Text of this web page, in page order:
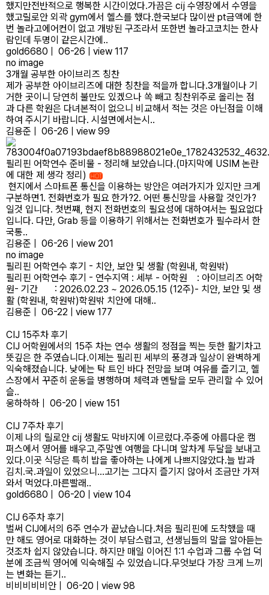
했지만전반적으로 행복한 시간이었다.가끔은 cij 수영장에서 수영을
했고릴로안 외곽 gym에서 헬스를 했다.한국보다 많이싼 pt금액에 한
번 놀라고에어컨이 없고 개방된 구조라서 또한번 놀라고코치는 한사
람인데 두명이 같은시간에..
gold6680
06-26
view 117
no image
3개월 공부한 아이브리즈 칭찬
제가 공부한 아이브리즈에 대한 칭찬을 적을까 합니다.3개월이나 기
거한 곳이니 당연히 불만도 있겠으나 쏙 빼고 칭찬위주로 올리는 점
과 다른 학원은 다녀본적이 없으니 비교해서 적는 것은 아닌점을 이해
하여 주시기 바랍니다. ​시설면에서는시..
김용준
06-26 view 99
필리핀 어학연수 준비물 - 정리해 보았습니다.(마지막에 USIM 논란
에 대한 제 생각 정리)
HOT
현지에서 스마트폰 통신을 이용하는 방안은 여러가지가 있지만 크게
구분하면1. 전화번호가 필요 한가?2. 어떤 통신망을 사용할 것인가?
일것 입니다. ​첫번쨰, 현지 전화번호의 필요성에 대하여서는 필요없다
입니다. 다만, Grab 등을 이용하기 위해서는 전화번호가 필수라서 한
국통..
김용준
06-26
view 201
no image
필리핀 어학연수 후기 - 치안, 보안 및 생활 (학원내, 학원밖)
필리핀 어학연수 후기 - 연수지역 : 세부 - 어학원 : 아이브리즈 어학
원- 기간 : 2026.02.23 ~ 2026.05.15 (12주)- 치안, 보안 및 생
활 (학원내, 학원밖)학원밖 치안에 대해..
김용준
06-22
view 177
CIJ 15주차 후기
CIJ 어학원에서의 15주 차는 연수 생활의 정점을 찍는 듯한 활기차고
뜻깊은 한 주였습니다.​이제는 필리핀 세부의 풍경과 일상이 완벽하게
익숙해졌습니다. 낮에는 탁 트인 바다 전망을 보며 여유를 즐기고, 헬
스장에서 꾸준히 운동을 병행하며 체력과 멘탈을 모두 관리할 수 있어
슬..
웅하하하
06-20
view 151
CIJ 7주차 후기
이제 나의 릴로안 cij 생활도 막바지에 이르렀다.주중에 아름다운 캠
퍼스에서 영어를 배우고,주말엔 여행을 다니며 알차게 두달을 보내고
있다.이곳 식당은 특히 밥을 좋아하는 나에게 나쁘지않았다.늘 밥과
김치.국.과일이 있었으니...고기는 그다지 즐기지 않아서 조금만 가져
와서 먹었다.마른빨래..
gold6680
06-20
view 104
CIJ 6주차 후기
벌써 CIJ에서의 6주 연수가 끝났습니다.처음 필리핀에 도착했을 때
만 해도 영어로 대화하는 것이 부담스럽고, 선생님들의 말을 알아듣는
것조차 쉽지 않았습니다. 하지만 매일 이어진 1:1 수업과 그룹 수업 덕
분에 조금씩 영어에 익숙해질 수 있었습니다.무엇보다 가장 크게 느끼
는 변화는 듣기..
비비비비비안
06-20 view 98